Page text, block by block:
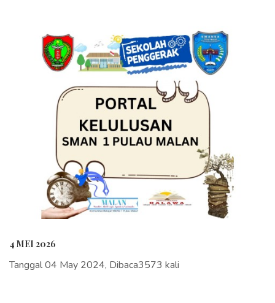
4 MEI 2026
Tanggal 04 May 2024, Dibaca3573 kali